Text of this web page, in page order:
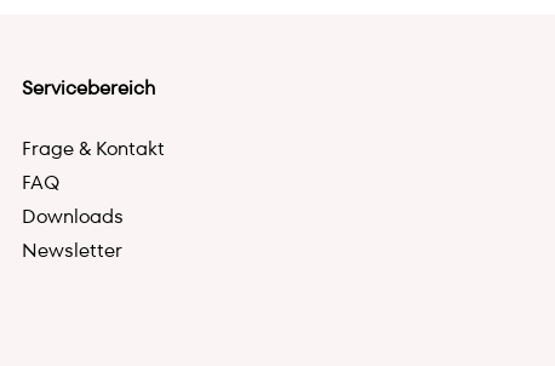
Servicebereich
Frage & Kontakt
FAQ
Downloads
Newsletter